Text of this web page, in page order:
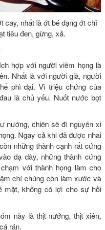
cay, nhất là ớt bé dạng ớt chỉ
tiêu đen, gừng, xả.
hợp với người viêm họng là
Nhất là với người già, người
phì đại. Vì triệu chứng của
là chủ yếu. Nuốt nước bọt
nướng, chiên sẽ đi nguyên xi
Ngay cả khi đã được nhai
những thành cạnh rất cứng
dạ dày, những thành cứng
với thành họng làm cho
chí chúng còn làm xước và
mặt, không có lợi cho sự hồi
này là thịt nướng, thịt xiên,
rán.